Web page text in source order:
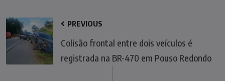
PREVIOUS
Colisão frontal entre dois veículos é
registrada na BR-470 em Pouso Redondo